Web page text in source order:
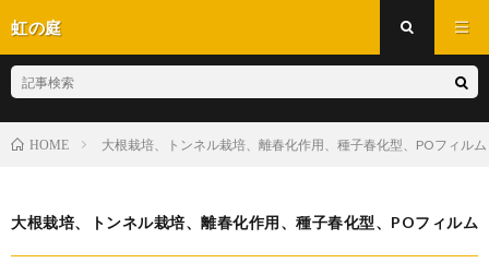
虹の庭
HOME 大根栽培、トンネル栽培、離春化作用、種子春化型、POフィルム
大根栽培、トンネル栽培、離春化作用、種子春化型、POフィルム